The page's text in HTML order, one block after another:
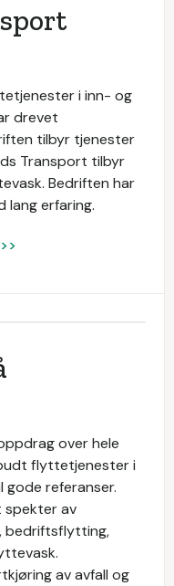
i inn- og
drevet
tilbyr tjenester
Transport tilbyr
Bedriften har
lang erfaring.
over hele
flyttetjenester i
gode referanser.
spekter av
bedriftsflytting,
av avfall og